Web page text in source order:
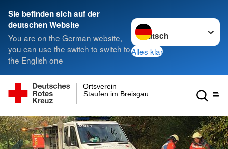
Sie befinden sich auf der
deutschen Website
You are on the German website,
you can use the switch to switch to
the English one
Sprache wechseln zu
Alles klar
Staufen im Breisgau
Ortsverein